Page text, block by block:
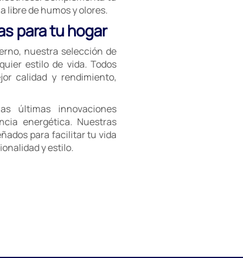
de humos y olores.
para tu hogar
nuestra selección de
estilo de vida. Todos
calidad y rendimiento,
últimas innovaciones
energética. Nuestras
para facilitar tu vida
y estilo.